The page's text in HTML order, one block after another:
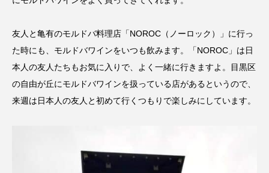
友人と亀有のモルドバ料理店「NOROC（ノーロック）」に行っ
た時にも、モルドバワインをいつも飲みます。「NOROC」は日
本人の友人たちもお気に入りで、よく一緒に行きますよ。目黒区
の自由が丘にモルドバワインを扱っている店があるというので、
来週は日本人の友人と初めて行くつもりで楽しみにしています。